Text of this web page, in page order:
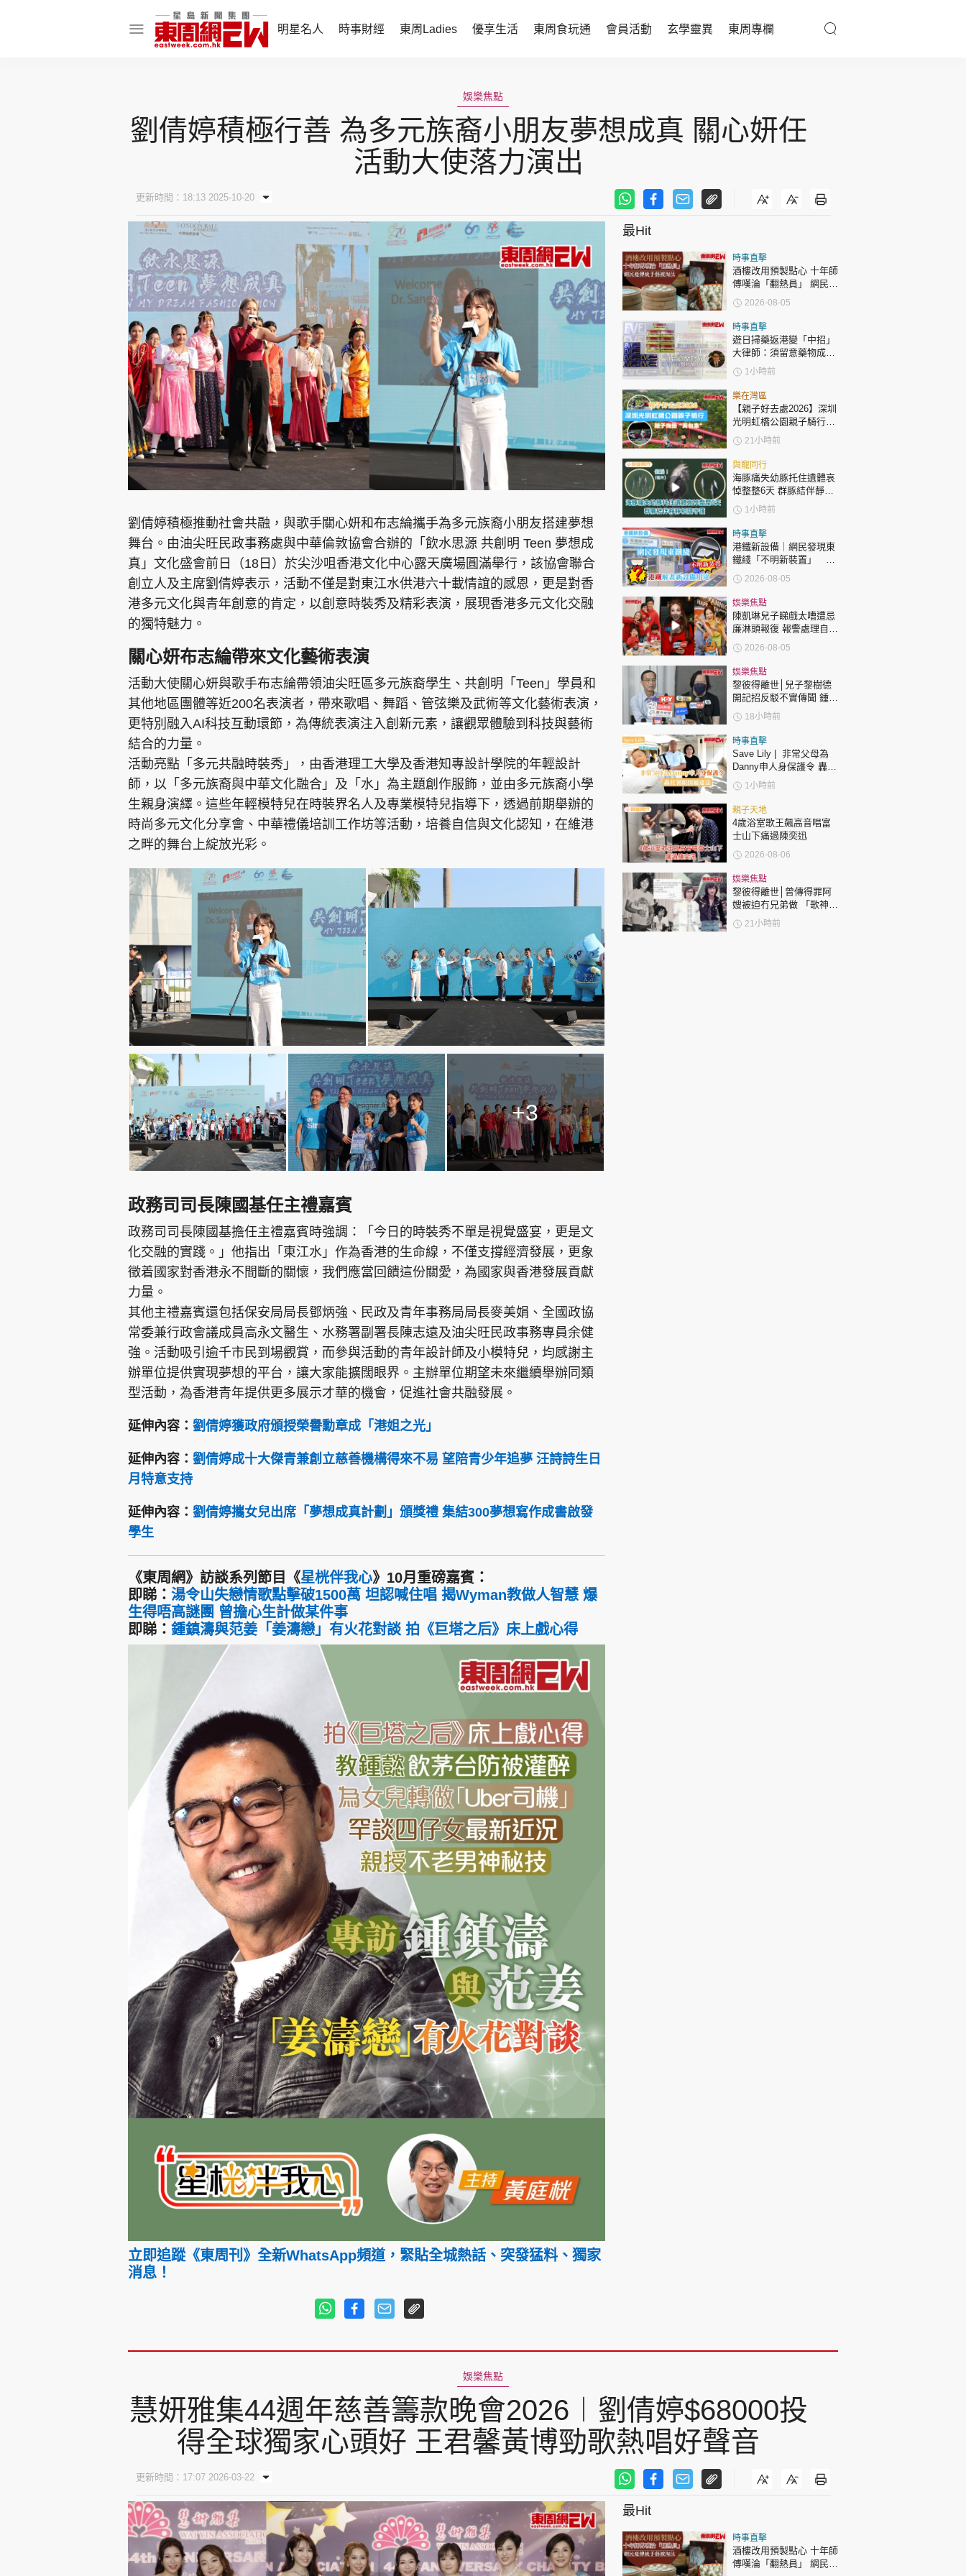
明星名人 時事財經 東周Ladies 優享生活 東周食玩通 會員活動 玄學靈異 東周專欄
話題人物 財經智庫 時尚生活
健康醫美
親子天地
東周食玩通
樂在灣區
飲食玩樂
會員活動
東周JETSO
玄學靈異
東勝運程
智富天下 李居明
神機妙算 李丞責
緣來有理 麥玲玲
鬼靈精怪 威師兄
娛樂名人
文化藝術
時政財經
健康生活
飲食旅遊
集團旗下品牌
東周刊 cazbuyer 東Touch PCM 電腦廣場 星島頭條 星島日報 頭條日報 星島環球 The Standard 親子王
Oh!爸媽 JobMarket 頭條搵工 EDUPLUS
關於我們 聯絡我們 隱私政策聲明 使用條款 版權及免責聲明 Copyright © 東周網 版權所有 . 不得轉載 ©Eastweek.com.hk. All rights reserved.
娛樂焦點
劉倩婷積極行善 為多元族裔小朋友夢想成真 關心妍任
活動大使落力演出
更新時間：18:13 2025-10-20
劉倩婷積極推動社會共融，與歌手關心妍和布志綸攜手為多元族裔小朋友搭建夢想
舞台。由油尖旺民政事務處與中華倫敦協會合辦的「飲水思源 共創明 Teen 夢想成
真」文化盛會前日（18日）於尖沙咀香港文化中心露天廣場圓滿舉行，該協會聯合
創立人及主席劉倩婷表示，活動不僅是對東江水供港六十載情誼的感恩，更是對香
港多元文化與青年創意的肯定，以創意時裝秀及精彩表演，展現香港多元文化交融
的獨特魅力。
關心妍布志綸帶來文化藝術表演
活動大使關心妍與歌手布志綸帶領油尖旺區多元族裔學生、共創明「Teen」學員和
其他地區團體等近200名表演者，帶來歌唱、舞蹈、管弦樂及武術等文化藝術表演，
更特別融入AI科技互動環節，為傳統表演注入創新元素，讓觀眾體驗到科技與藝術
結合的力量。
活動亮點「多元共融時裝秀」，由香港理工大學及香港知專設計學院的年輕設計
師，以「多元族裔與中華文化融合」及「水」為主題創作服飾，並由多元族裔小學
生親身演繹。這些年輕模特兒在時裝界名人及專業模特兒指導下，透過前期舉辦的
時尚多元文化分享會、中華禮儀培訓工作坊等活動，培養自信與文化認知，在維港
之畔的舞台上綻放光彩。
+3
政務司司長陳國基任主禮嘉賓
政務司司長陳國基擔任主禮嘉賓時強調：「今日的時裝秀不單是視覺盛宴，更是文
化交融的實踐。」他指出「東江水」作為香港的生命線，不僅支撐經濟發展，更象
徵着國家對香港永不間斷的關懷，我們應當回饋這份關愛，為國家與香港發展貢獻
力量。
其他主禮嘉賓還包括保安局局長鄧炳強、民政及青年事務局局長麥美娟、全國政協
常委兼行政會議成員高永文醫生、水務署副署長陳志遠及油尖旺民政事務專員余健
強。活動吸引逾千市民到場觀賞，而參與活動的青年設計師及小模特兒，均感謝主
辦單位提供實現夢想的平台，讓大家能擴闊眼界。主辦單位期望未來繼續舉辦同類
型活動，為香港青年提供更多展示才華的機會，促進社會共融發展。
延伸內容： 劉倩婷獲政府頒授榮譽勳章成「港姐之光」
延伸內容： 劉倩婷成十大傑青兼創立慈善機構得來不易 望陪青少年追夢 汪詩詩生日
月特意支持
延伸內容： 劉倩婷攜女兒出席「夢想成真計劃」頒獎禮 集結300夢想寫作成書啟發
學生
《東周網》訪談系列節目《星桄伴我心》10月重磅嘉賓：
即睇： 湯令山失戀情歌點擊破1500萬 坦認喊住唱 揭Wyman教做人智慧 爆
生得唔高謎團 曾擔心生計做某件事
即睇： 鍾鎮濤與范姜「姜濤戀」有火花對談 拍《巨塔之后》床上戲心得
立即追蹤《東周刊》全新WhatsApp頻道，緊貼全城熱話、突發猛料、獨家
消息！
最Hit
時事直擊
酒樓改用預製點心 十年師
傅嘆淪「翻熱員」 網民憂
傳統手藝被淘汰
2026-08-05
時事直擊
遊日掃藥返港變「中招」
大律師：須留意藥物成分
自用代購都唔係護身符
1小時前
樂在灣區
【親子好去處2026】深圳
光明虹橋公園親子騎行：
「電助力黃包車」2小時
環湖
21小時前
與寵同行
海豚痛失幼豚托住遺體哀
悼整整6天 群豚結伴靜靜
相隨守護
1小時前
時事直擊
港鐵新設備｜網民發現東
鐵綫「不明新裝置」 港
鐵解畫新設備用途
2026-08-05
娛樂焦點
陳凱琳兒子睇戲太嘈遭忌
廉淋頭報復 報警處理自責
護子不力 歐錦棠陳倩揚齊
表態「媽媽有責任」
2026-08-05
娛樂焦點
黎彼得離世│兒子黎樹德
開記招反駁不實傳聞 鍾志
光代好友澄清：冇經濟問
題
18小時前
時事直擊
Save Lily | 非常父母為
Danny申人身保護令 轟社
署限探屬違法
1小時前
親子天地
4歲浴室歌王飆高音唱富
士山下痛過陳奕迅
2026-08-06
娛樂焦點
黎彼得離世│曾傳得罪阿
嫂被迫冇兄弟做 「歌神」
許冠傑親筆撰寫悼念忘友
21小時前
娛樂焦點
慧妍雅集44週年慈善籌款晚會2026︱劉倩婷$68000投
得全球獨家心頭好 王君馨黃博勁歌熱唱好聲音
更新時間：17:07 2026-03-22
最Hit
時事直擊
酒樓改用預製點心 十年師
傅嘆淪「翻熱員」 網民憂